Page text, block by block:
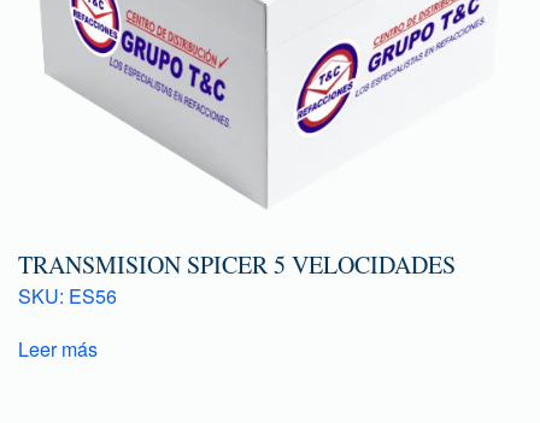
TRANSMISION SPICER 5 VELOCIDADES
SKU: ES56
Leer más